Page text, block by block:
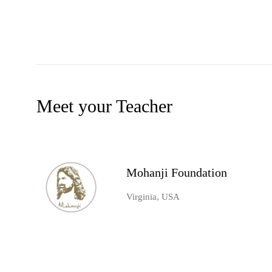
Meet your Teacher
Mohanji Foundation
Virginia, USA